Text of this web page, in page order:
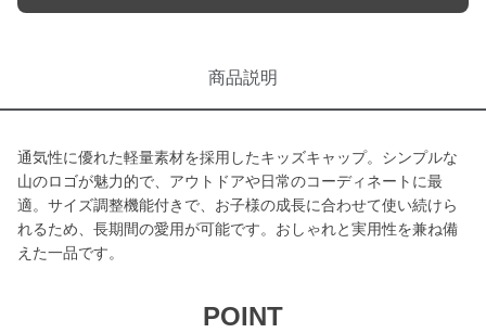
商品説明
通気性に優れた軽量素材を採用したキッズキャップ。シンプルな
山のロゴが魅力的で、アウトドアや日常のコーディネートに最
適。サイズ調整機能付きで、お子様の成長に合わせて使い続けら
れるため、長期間の愛用が可能です。おしゃれと実用性を兼ね備
えた一品です。
POINT